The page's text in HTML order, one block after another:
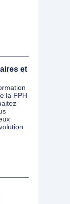
et
la FPH